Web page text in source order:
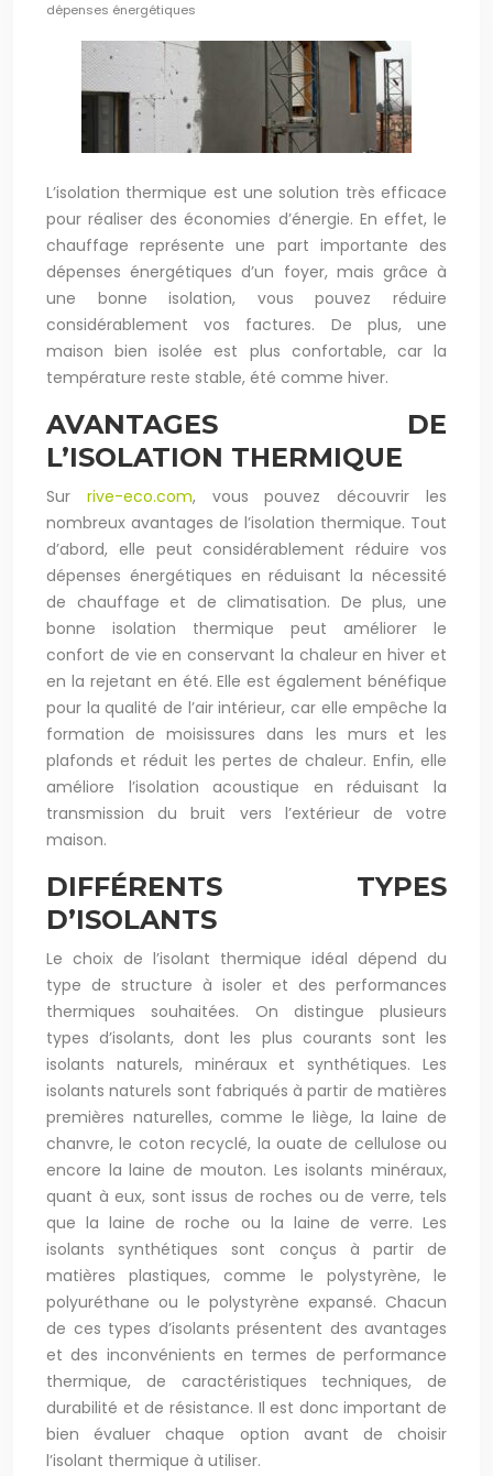
dépenses énergétiques
L’isolation thermique est une solution très efficace
pour réaliser des économies d’énergie. En effet, le
chauffage représente une part importante des
dépenses énergétiques d’un foyer, mais grâce à
une bonne isolation, vous pouvez réduire
considérablement vos factures. De plus, une
maison bien isolée est plus confortable, car la
température reste stable, été comme hiver.
AVANTAGES DE
L’ISOLATION THERMIQUE
Sur rive-eco.com, vous pouvez découvrir les
nombreux avantages de l’isolation thermique. Tout
d’abord, elle peut considérablement réduire vos
dépenses énergétiques en réduisant la nécessité
de chauffage et de climatisation. De plus, une
bonne isolation thermique peut améliorer le
confort de vie en conservant la chaleur en hiver et
en la rejetant en été. Elle est également bénéfique
pour la qualité de l’air intérieur, car elle empêche la
formation de moisissures dans les murs et les
plafonds et réduit les pertes de chaleur. Enfin, elle
améliore l’isolation acoustique en réduisant la
transmission du bruit vers l’extérieur de votre
maison.
DIFFÉRENTS TYPES
D’ISOLANTS
Le choix de l’isolant thermique idéal dépend du
type de structure à isoler et des performances
thermiques souhaitées. On distingue plusieurs
types d’isolants, dont les plus courants sont les
isolants naturels, minéraux et synthétiques. Les
isolants naturels sont fabriqués à partir de matières
premières naturelles, comme le liège, la laine de
chanvre, le coton recyclé, la ouate de cellulose ou
encore la laine de mouton. Les isolants minéraux,
quant à eux, sont issus de roches ou de verre, tels
que la laine de roche ou la laine de verre. Les
isolants synthétiques sont conçus à partir de
matières plastiques, comme le polystyrène, le
polyuréthane ou le polystyrène expansé. Chacun
de ces types d’isolants présentent des avantages
et des inconvénients en termes de performance
thermique, de caractéristiques techniques, de
durabilité et de résistance. Il est donc important de
bien évaluer chaque option avant de choisir
l’isolant thermique à utiliser.